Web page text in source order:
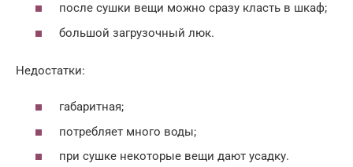
после сушки вещи можно сразу класть в шкаф;
большой загрузочный люк.
Недостатки:
габаритная;
потребляет много воды;
при сушке некоторые вещи дают усадку.